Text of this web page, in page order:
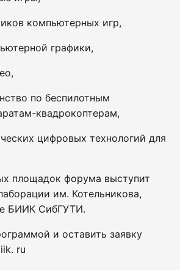
компьютерных игр,
графики,
по беспилотным
квадрокоптерам,
цифровых технологий для
площадок форума выступит
им. Котельникова,
БИИК СибГУТИ.
и оставить заявку
ru